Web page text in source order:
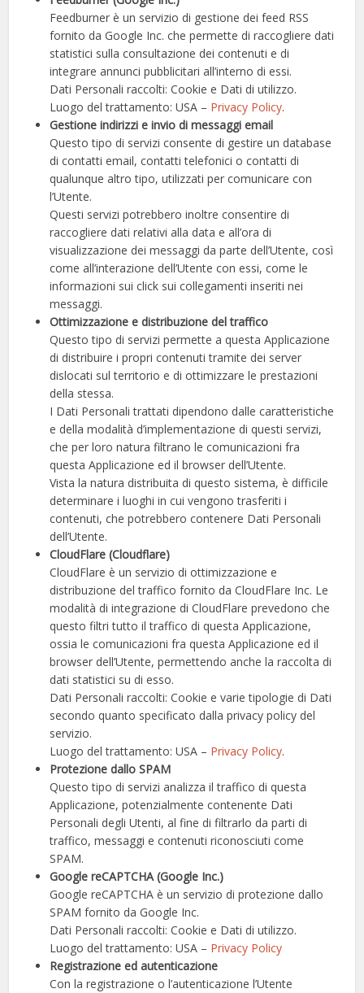
Feedburner è un servizio di gestione dei feed RSS
fornito da Google Inc. che permette di raccogliere dati
statistici sulla consultazione dei contenuti e di
integrare annunci pubblicitari all’interno di essi.
Dati Personali raccolti: Cookie e Dati di utilizzo.
Luogo del trattamento: USA – Privacy Policy.
Gestione indirizzi e invio di messaggi email
Questo tipo di servizi consente di gestire un database
di contatti email, contatti telefonici o contatti di
qualunque altro tipo, utilizzati per comunicare con
l’Utente.
Questi servizi potrebbero inoltre consentire di
raccogliere dati relativi alla data e all’ora di
visualizzazione dei messaggi da parte dell’Utente, così
come all’interazione dell’Utente con essi, come le
informazioni sui click sui collegamenti inseriti nei
messaggi.
Ottimizzazione e distribuzione del traffico
Questo tipo di servizi permette a questa Applicazione
di distribuire i propri contenuti tramite dei server
dislocati sul territorio e di ottimizzare le prestazioni
della stessa.
I Dati Personali trattati dipendono dalle caratteristiche
e della modalità d’implementazione di questi servizi,
che per loro natura filtrano le comunicazioni fra
questa Applicazione ed il browser dell’Utente.
Vista la natura distribuita di questo sistema, è difficile
determinare i luoghi in cui vengono trasferiti i
contenuti, che potrebbero contenere Dati Personali
dell’Utente.
CloudFlare (Cloudflare)
CloudFlare è un servizio di ottimizzazione e
distribuzione del traffico fornito da CloudFlare Inc. Le
modalità di integrazione di CloudFlare prevedono che
questo filtri tutto il traffico di questa Applicazione,
ossia le comunicazioni fra questa Applicazione ed il
browser dell’Utente, permettendo anche la raccolta di
dati statistici su di esso.
Dati Personali raccolti: Cookie e varie tipologie di Dati
secondo quanto specificato dalla privacy policy del
servizio.
Luogo del trattamento: USA – Privacy Policy.
Protezione dallo SPAM
Questo tipo di servizi analizza il traffico di questa
Applicazione, potenzialmente contenente Dati
Personali degli Utenti, al fine di filtrarlo da parti di
traffico, messaggi e contenuti riconosciuti come
SPAM.
Google reCAPTCHA (Google Inc.)
Google reCAPTCHA è un servizio di protezione dallo
SPAM fornito da Google Inc.
Dati Personali raccolti: Cookie e Dati di utilizzo.
Luogo del trattamento: USA – Privacy Policy
Registrazione ed autenticazione
Con la registrazione o l’autenticazione l’Utente